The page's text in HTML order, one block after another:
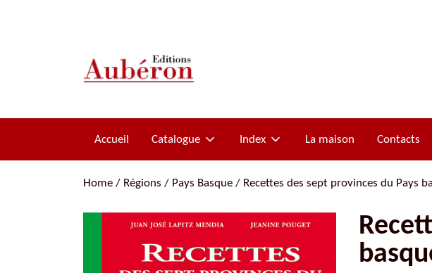
Accueil Catalogue
Cycle d’Ogier
Cycle de Gui de
Romans historiques
Histoire et mystères
Index La maison Contacts
Home / Régions / Pays Basque / Recettes des sept provinces du Pays